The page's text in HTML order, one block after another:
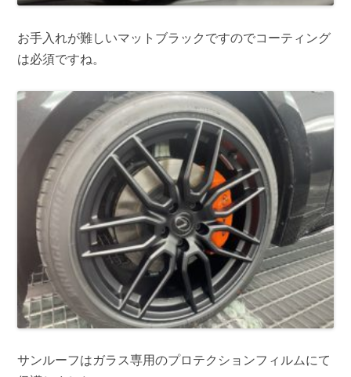
お手入れが難しいマットブラックですのでコーティング
は必須ですね。
サンルーフはガラス専用のプロテクションフィルムにて